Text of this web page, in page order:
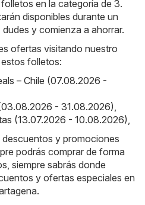
en la categoría de 3.
disponibles durante un
y comienza a ahorrar.
ofertas visitando nuestro
folletos:
– Chile (07.08.2026 -
- 31.08.2026)
(13.07.2026 - 10.08.2026)
y promociones
podrás comprar de forma
siempre sabrás donde
y ofertas especiales en